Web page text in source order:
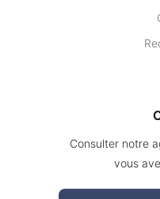
Consulter notre
vous